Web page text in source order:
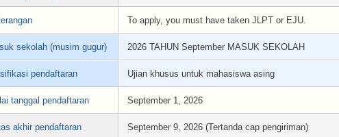
To apply, you must have taken JLPT or EJU.
sekolah (musim gugur) 2026 TAHUN September MASUK SEKOLAH
pendaftaran Ujian khusus untuk mahasiswa asing
tanggal pendaftaran September 1, 2026
akhir pendaftaran September 9, 2026 (Tertanda cap pengiriman)